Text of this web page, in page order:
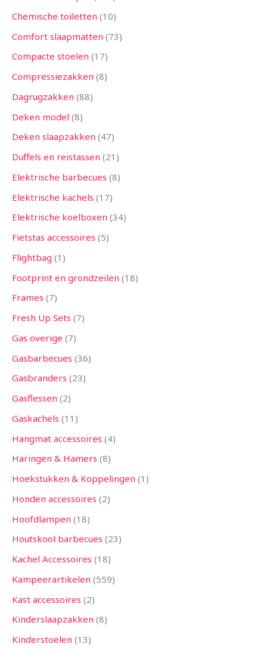
Chemische toiletten 10
Comfort slaapmatten 73
Compacte stoelen 17
Compressiezakken 8
Dagrugzakken 88
Deken model 8
Deken slaapzakken 47
Duffels en reistassen 21
Elektrische barbecues 8
Elektrische kachels 17
Elektrische koelboxen 34
Fietstas accessoires 5
Flightbag 1
Footprint en grondzeilen 18
Frames 7
Fresh Up Sets 7
Gas overige 7
Gasbarbecues 36
Gasbranders 23
Gasflessen 2
Gaskachels 11
Hangmat accessoires 4
Haringen & Hamers 8
Hoekstukken & Koppelingen 1
Honden accessoires 2
Hoofdlampen 18
Houtskool barbecues 23
Kachel Accessoires 18
Kampeerartikelen 559
Kast accessoires 2
Kinderslaapzakken 8
Kinderstoelen 13